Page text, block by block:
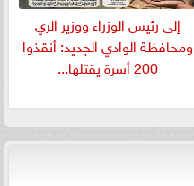
إلى رئيس الوزراء ووزير الري
ومحافظة الوادي الجديد: أنقذوا
200 أسرة يقتلها...